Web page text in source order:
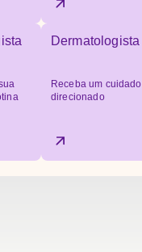
Dermatologista
Receba um cuidado
direcionado